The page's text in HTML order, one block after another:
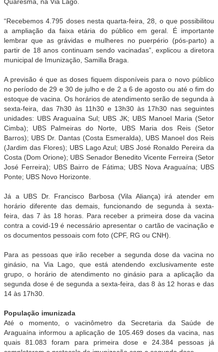
“Recebemos 4.795 doses nesta quarta-feira, 28, o que possibilitou
a ampliação da faixa etária do público em geral. É importante
lembrar que as grávidas e mulheres no puerpério (pós-parto) a
partir de 18 anos continuam sendo vacinadas”, explicou a diretora
municipal de Imunização, Samilla Braga.
A previsão é que as doses fiquem disponíveis para o novo público
no período de 29 e 30 de julho e de 2 a 6 de agosto ou até o fim do
estoque de vacina. Os horários de atendimento serão de segunda à
sexta-feira, das 7h30 às 11h30 e 13h30 às 17h30 nas seguintes
unidades: UBS Araguaína Sul; UBS JK; UBS Manoel Maria (Setor
Cimba); UBS Palmeiras do Norte, UBS Maria dos Reis (Setor
Barros); UBS Dr. Dantas (Costa Esmeralda), UBS Manoel dos Reis
(Jardim das Flores); UBS Lago Azul; UBS José Ronaldo Pereira da
Costa (Dom Orione); UBS Senador Benedito Vicente Ferreira (Setor
José Ferreira); UBS Bairro de Fátima; UBS Nova Araguaína; UBS
Ponte; UBS Novo Horizonte.
Já a UBS Dr. Francisco Barbosa (Vila Aliança) irá atender em
horário diferente das demais, funcionando de segunda à sexta-
feira, das 7 às 18 horas. Para receber a primeira dose da vacina
contra a covid-19 é necessário apresentar o cartão de vacinação e
os documentos pessoais com foto (CPF, RG ou CNH).
Para as pessoas que irão receber a segunda dose da vacina no
ginásio, na Via Lago, que está atendendo exclusivamente este
grupo, o horário de atendimento no ginásio para a aplicação da
segunda dose é de segunda a sexta-feira, das 8 às 12 horas e das
14 às 17h30.
População imunizada
Até o momento, o vacinômetro da Secretaria da Saúde de
Araguaína informou a aplicação de 105.469 doses da vacina, nas
quais 81.083 foram para primeira dose e 24.384 pessoas já